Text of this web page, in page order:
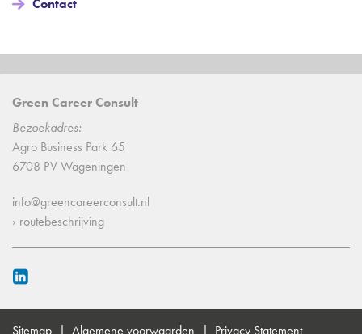
Contact
Green Career Consult
Bezoekadres:
Agro Business Park 65
6708 PV Wageningen
info@greencareerconsult.nl
› routebeschrijving
Sitemap Algemene voorwaarden Privacy Statement